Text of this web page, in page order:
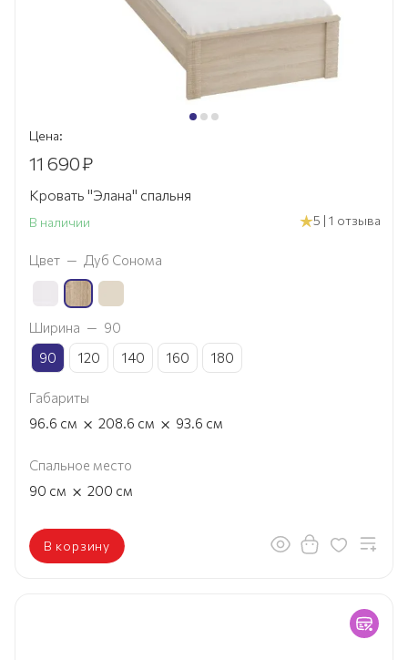
Цена:
11 690₽
Кровать "Элана" спальня
В наличии 5 | 1 отзыва
Цвет — Дуб Сонома
Ширина — 90
90
120 140 160 180
Габариты
96.6 см × 208.6 см × 93.6 см
Спальное место
90 см × 200 см
В корзину